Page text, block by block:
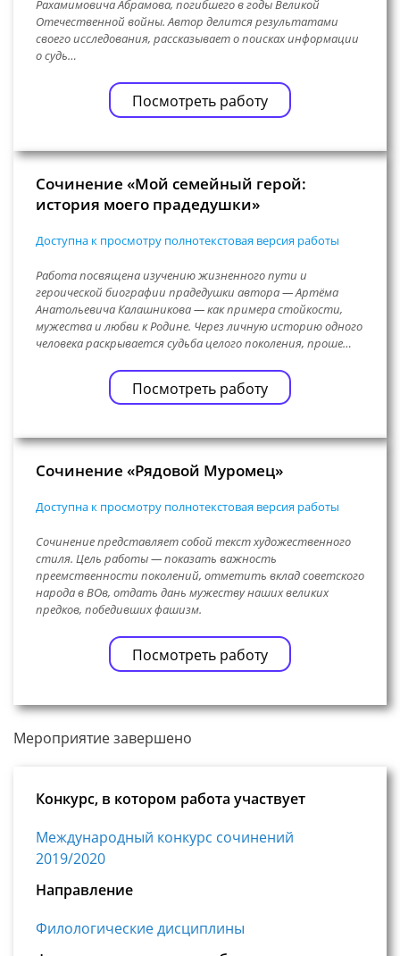
Рахамимовича Абрамова, погибшего в годы Великой
Отечественной войны. Автор делится результатами
своего исследования, рассказывает о поисках информации
о судь…
Посмотреть работу
Сочинение «Мой семейный герой:
история моего прадедушки»
Доступна к просмотру полнотекстовая версия работы
Работа посвящена изучению жизненного пути и
героической биографии прадедушки автора — Артёма
Анатольевича Калашникова — как примера стойкости,
мужества и любви к Родине. Через личную историю одного
человека раскрывается судьба целого поколения, проше…
Посмотреть работу
Сочинение «Рядовой Муромец»
Доступна к просмотру полнотекстовая версия работы
Сочинение представляет собой текст художественного
стиля. Цель работы — показать важность
преемственности поколений, отметить вклад советского
народа в ВОв, отдать дань мужеству наших великих
предков, победивших фашизм.
Посмотреть работу
Мероприятие завершено
Конкурс, в котором работа участвует
Международный конкурс сочинений
2019/2020
Направление
Филологические дисциплины